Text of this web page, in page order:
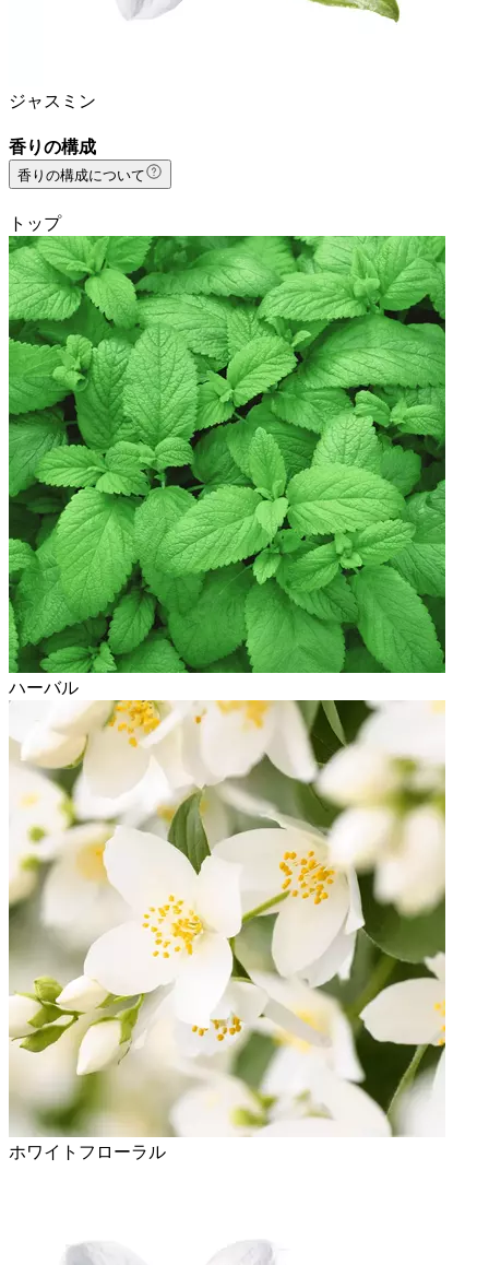
ジャスミン
香りの構成
香りの構成について
トップ
ハーバル
ホワイトフローラル